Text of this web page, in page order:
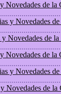
Novedades de la
y Novedades
Novedades de
Novedades de la
y Novedades
Novedades de la